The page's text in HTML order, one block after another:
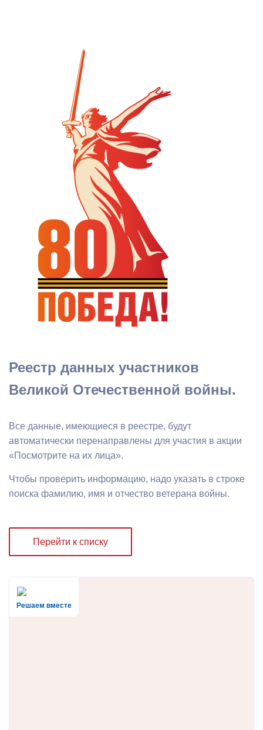
избирательных участков, их номерами и
границами, адресами помещений для
голосования, местами нахождения
участковых избирательных комиссий, а
также номерами телефонов участковых
избирательных комиссий можно по
Реестр данных участников
Великой Отечественной войны.
Все данные, имеющиеся в реестре, будут
автоматически перенаправлены для участия в акции
«Посмотрите на их лица».
Чтобы проверить информацию, надо указать в строке
поиска фамилию, имя и отчество ветерана войны.
Перейти к списку
Решаем вместе